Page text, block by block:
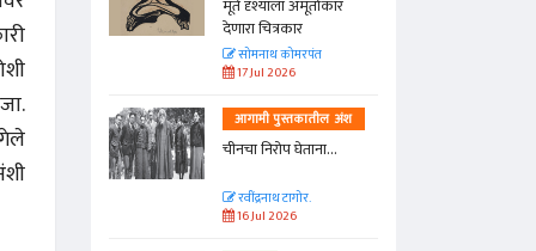
मूर्त दृश्याला अमूर्ताकार
देणारा चित्रकार
सोमनाथ कोमरपंत
17 Jul 2026
आगामी पुस्तकातील अंश
चीनचा निरोप घेताना...
रवींद्रनाथ टागोर.
16 Jul 2026